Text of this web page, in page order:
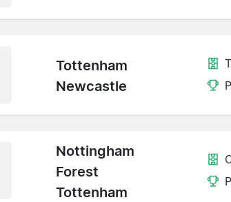
Tottenham
Newcastle
Nottingham
Forest
Tottenham